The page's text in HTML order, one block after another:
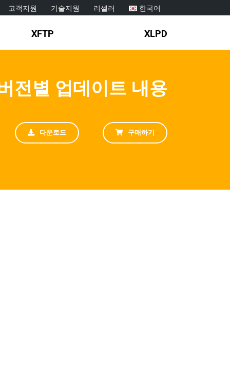
고객지원 기술지원 리셀러 한국어
XFTP XLPD
전별 업데이트 내용
다운로드 구매하기